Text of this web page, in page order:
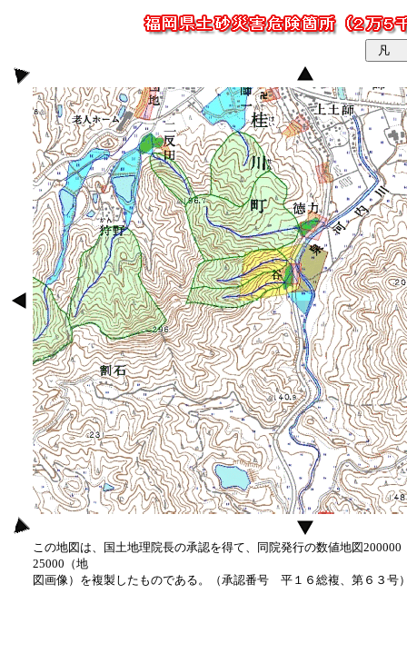
この地図は、国土地理院長の承認を得て、同院発行の数値地図
25000（地
図画像）を複製したものである。（承認番号 平１６総複、第６３号